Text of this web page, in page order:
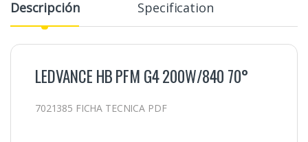
Descripción Specification
LEDVANCE HB PFM G4 200W/840 70°
7021385 FICHA TECNICA PDF